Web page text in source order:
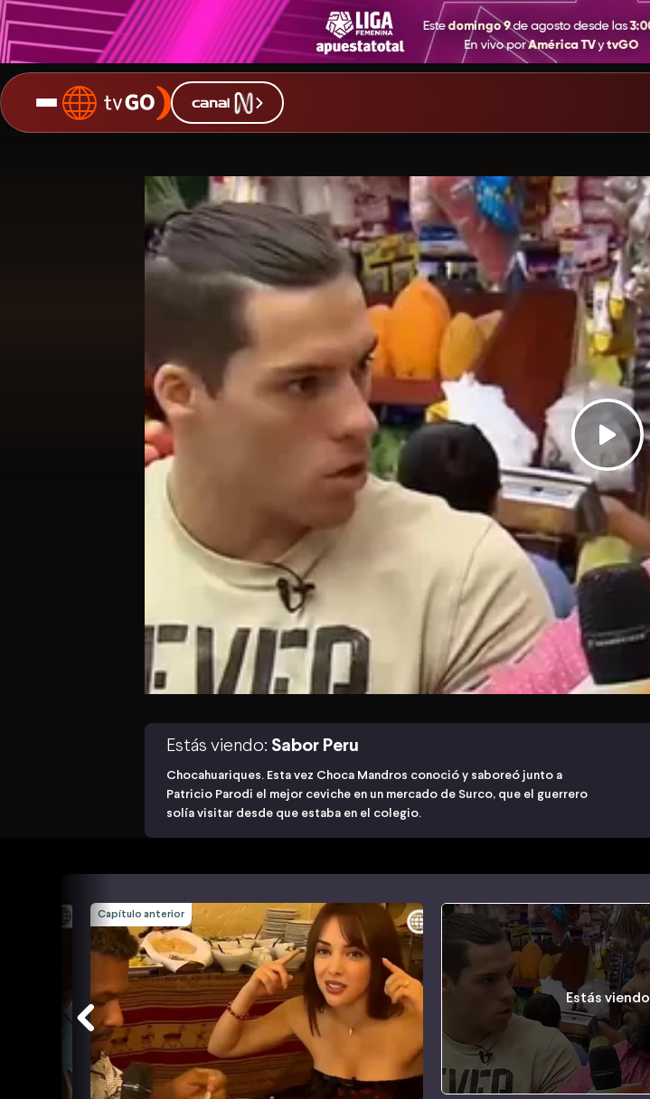
Estás viendo: Sabor Peru
Chocahuariques. Esta vez Choca Mandros conoció y saboreó junto a
Patricio Parodi el mejor ceviche en un mercado de Surco, que el guerrero
solía visitar desde que estaba en el colegio.
Capítulo anterior
Estás viendo